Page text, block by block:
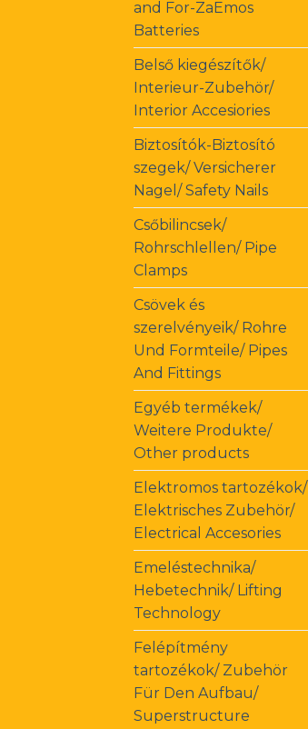
and For-ZaEmos
Batteries
Belső kiegészítők/
Interieur-Zubehör/
Interior Accesiories
Biztosítók-Biztosító
szegek/ Versicherer
Nagel/ Safety Nails
Csőbilincsek/
Rohrschlellen/ Pipe
Clamps
Csövek és
szerelvényeik/ Rohre
Und Formteile/ Pipes
And Fittings
Egyéb termékek/
Weitere Produkte/
Other products
Elektromos tartozékok/
Elektrisches Zubehör/
Electrical Accesories
Emeléstechnika/
Hebetechnik/ Lifting
Technology
Felépítmény
tartozékok/ Zubehör
Für Den Aufbau/
Superstructure